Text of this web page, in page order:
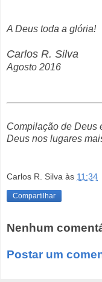
A Deus toda a glória!
Carlos R. Silva
Agosto 2016
Compilação de Deus
Deus nos lugares
Carlos R. Silva às 11:34
Compartilhar
Nenhum
Postar um